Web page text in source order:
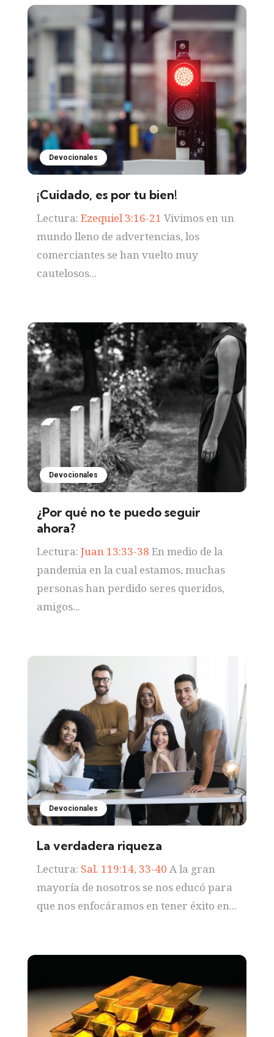
Devocionales
¡Cuidado, es por tu bien!
Lectura: Ezequiel 3:16-21 Vivimos en un
mundo lleno de advertencias, los
comerciantes se han vuelto muy
cautelosos...
Devocionales
¿Por qué no te puedo seguir
ahora?
Lectura: Juan 13:33-38 En medio de la
pandemia en la cual estamos, muchas
personas han perdido seres queridos,
amigos...
Devocionales
La verdadera riqueza
Lectura: Sal. 119:14, 33-40 A la gran
mayoría de nosotros se nos educó para
que nos enfocáramos en tener éxito en...